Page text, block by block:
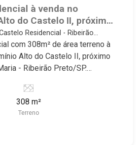
à venda no
do Castelo II, próximo
Maria - Ribeirão
Residencial - Ribeirão
com 308m² de área terreno à
Alto do Castelo II, próximo
- Ribeirão Preto/SP.
selecionou para você: -
- Plano - Condomínio
Imobiliária -
308 m²
Terreno